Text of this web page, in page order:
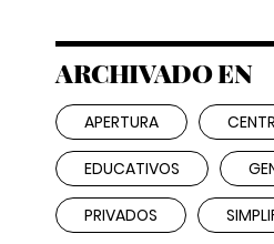
ARCHIVADO EN
APERTURA
EDUCATIVOS
PRIVADOS